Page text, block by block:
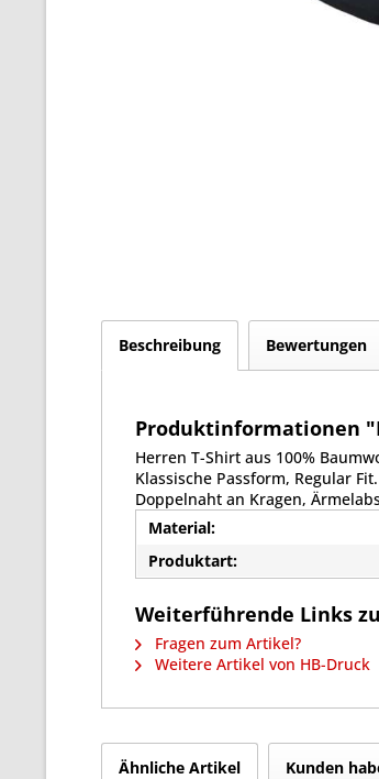
Beschreibung Bewertungen
Produktinformationen
Herren T-Shirt aus 100%
Klassische Passform, Regular
Doppelnaht an Kragen,
Material:
Produktart:
Weiterführende Links
Fragen zum Artikel?
Weitere Artikel von HB-Druck
Ähnliche Artikel Kunden